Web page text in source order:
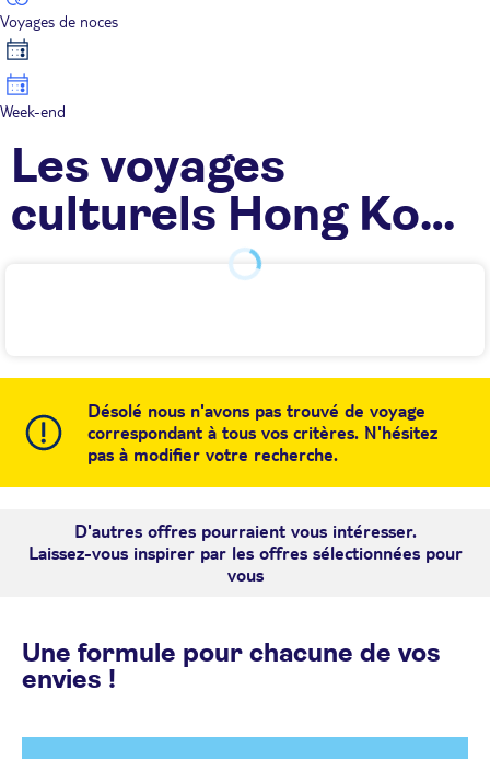
Voyages de noces
Week-end
Les voyages
culturels Hong Kong
Désolé nous n'avons pas trouvé de voyage
correspondant à tous vos critères. N'hésitez
pas à modifier votre recherche.
D'autres offres pourraient vous intéresser.
Laissez-vous inspirer par les offres sélectionnées pour
vous
Une formule pour chacune de vos
envies !